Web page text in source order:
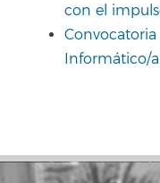
con el
Informático/